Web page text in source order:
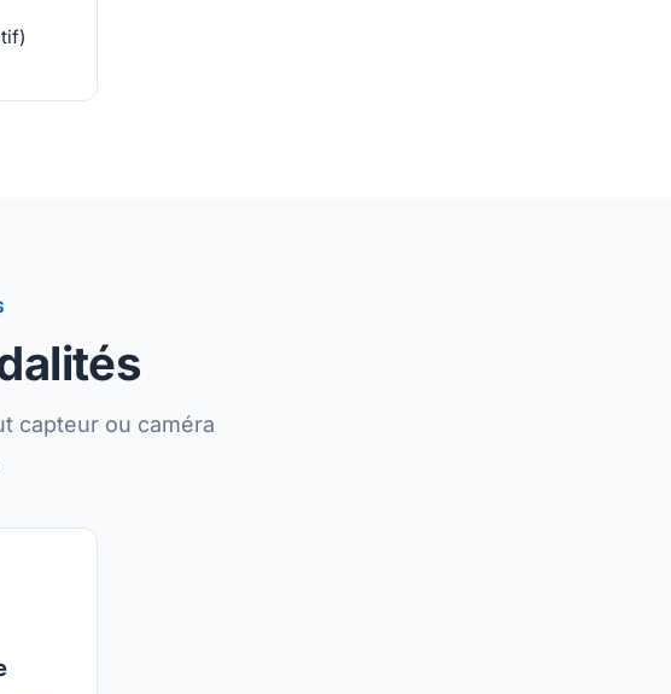
capteur ou caméra